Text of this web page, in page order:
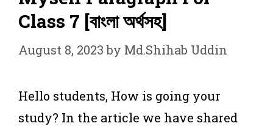
Class 7 [বাংলা অর্থসহ]
August 8, 2023 by Md.Shihab Uddin
Hello students, How is going your
study? In the article we have shared